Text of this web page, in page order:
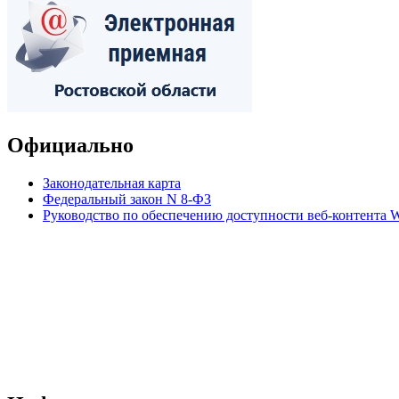
Официально
Законодательная карта
Федеральный закон N 8-ФЗ
Руководство по обеспечению доступности веб-контента